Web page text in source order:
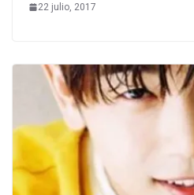
22 julio, 2017